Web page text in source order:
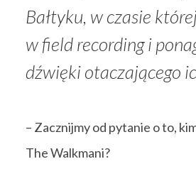
Bałtyku, w czasie
wfield recordingi
dźwięki otaczającego
– Zacznijmy od pytanie o to,
The Walkmani?